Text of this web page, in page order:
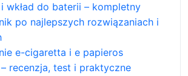
i wkład do baterii – kompletny
po najlepszych rozwiązaniach i
e-cigaretta i e papieros
recenzja, test i praktyczne